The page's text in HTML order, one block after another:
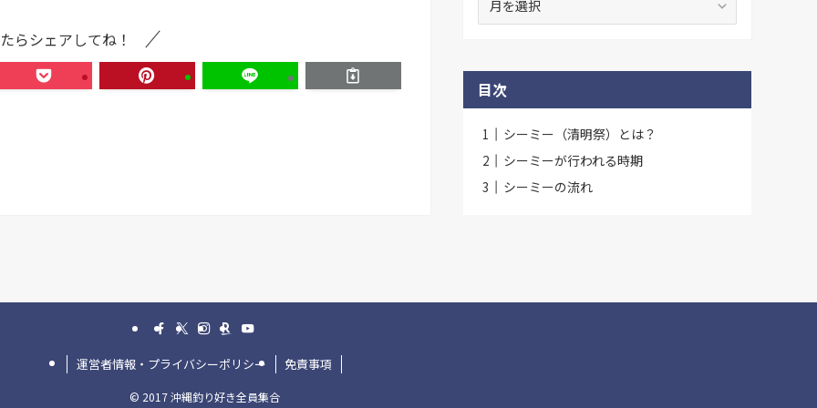
らシェアしてね！
一
覧
目次
シーミー（清明祭）とは？
シーミーが行われる時期
シーミーの流れ
運営者情報・プライバシーポリシー 免責事項
© 2017 沖縄釣り好き全員集合